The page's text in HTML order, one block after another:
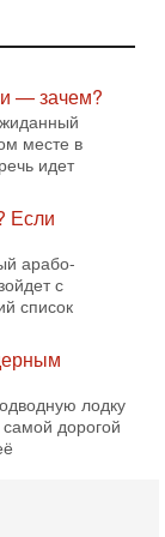
Биньямина
По
— зачем?
месте в
идет
Если
арабо-
с
список
лодку
дорогой